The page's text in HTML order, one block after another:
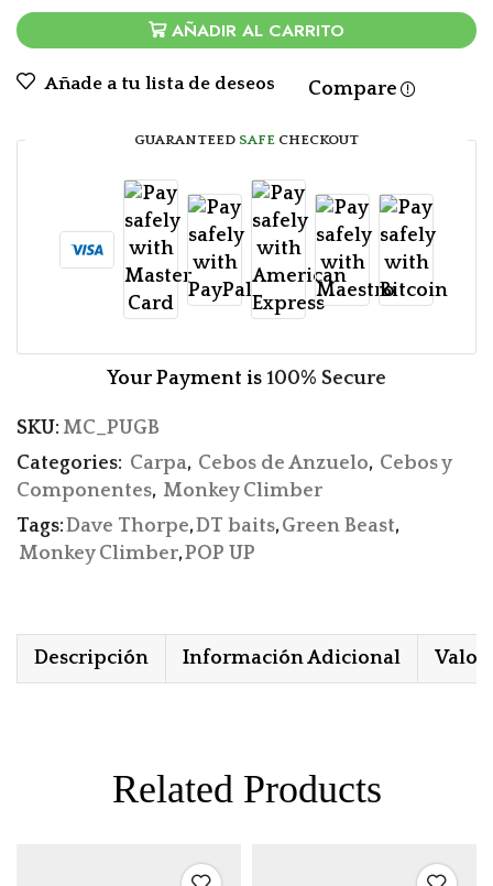
AÑADIR AL CARRITO
Añade a tu lista de deseos Compare
GUARANTEED SAFE CHECKOUT
Your Payment is 100% Secure
SKU: MC_PUGB
Categories: Carpa, Cebos de Anzuelo, Cebos y
Componentes, Monkey Climber
Tags:Dave Thorpe,DT baits,Green Beast,
Monkey Climber,POP UP
Descripción Información Adicional
Related Products